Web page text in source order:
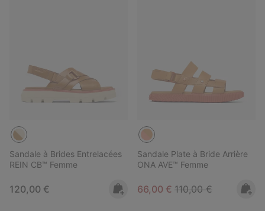
Sandale à Brides Entrelacées
REIN CB™ Femme
Regular price:
120,00 €
Sandale Plate à Bride Arrière
ONA AVE™ Femme
Sale price:
66,00 € Regular price:
110,00 €